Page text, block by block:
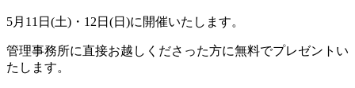
5月11日(土)・12日(日)に開催いたします。
管理事務所に直接お越しくださった方に無料でプレゼントい
たします。